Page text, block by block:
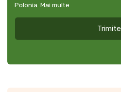
prezentarea
ofertelor*
dvs.
Polonia. Mai multe
Trimite